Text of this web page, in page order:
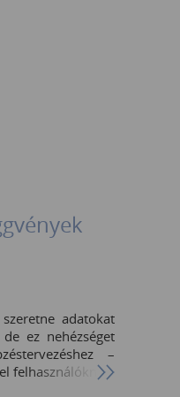
diagramok
adatokat
ez nehézséget
–
felhasználóknak,